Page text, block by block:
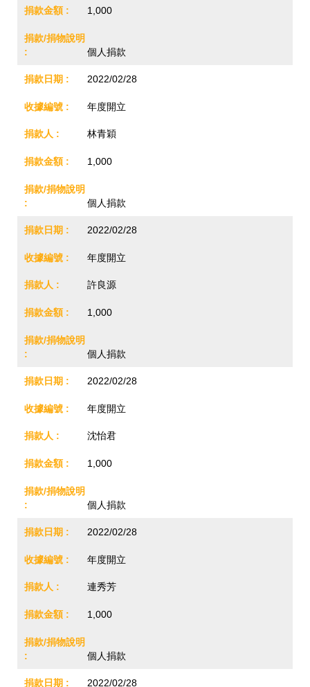
1,000
個人捐款
2022/02/28
年度開立
林青穎
1,000
個人捐款
2022/02/28
年度開立
許良源
1,000
個人捐款
2022/02/28
年度開立
沈怡君
1,000
個人捐款
2022/02/28
年度開立
連秀芳
1,000
個人捐款
2022/02/28